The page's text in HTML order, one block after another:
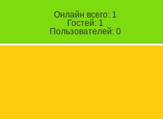
Онлайн всего: 1
Гостей: 1
Пользователей: 0